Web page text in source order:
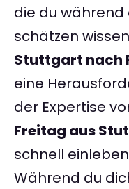
die du während
schätzen
Stuttgart nach
eine
der Expertise
Freitag aus
schnell
Während du